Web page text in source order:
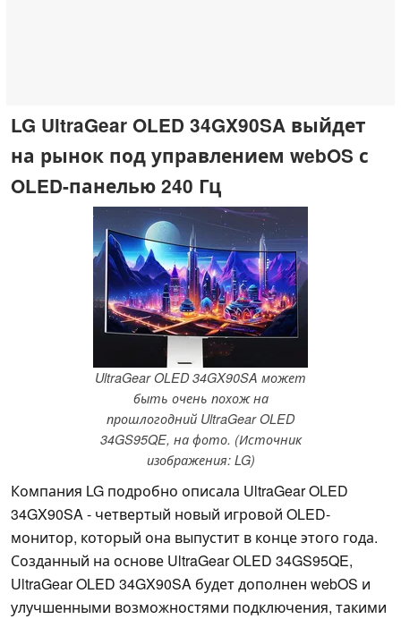
LG UltraGear OLED 34GX90SA выйдет
на рынок под управлением webOS с
OLED-панелью 240 Гц
UltraGear OLED 34GX90SA может
быть очень похож на
прошлогодний UltraGear OLED
34GS95QE, на фото. (Источник
изображения: LG)
Компания LG подробно описала UltraGear OLED
34GX90SA - четвертый новый игровой OLED-
монитор, который она выпустит в конце этого года.
Созданный на основе UltraGear OLED 34GS95QE,
UltraGear OLED 34GX90SA будет дополнен webOS и
улучшенными возможностями подключения, такими